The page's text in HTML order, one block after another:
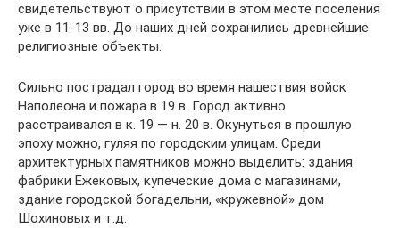
свидетельствуют о присутствии в этом месте поселения
уже в 11-13 вв. До наших дней сохранились древнейшие
религиозные объекты.
Сильно пострадал город во время нашествия войск
Наполеона и пожара в 19 в. Город активно
расстраивался в к. 19 — н. 20 в. Окунуться в прошлую
эпоху можно, гуляя по городским улицам. Среди
архитектурных памятников можно выделить: здания
фабрики Ежековых, купеческие дома с магазинами,
здание городской богадельни, «кружевной» дом
Шохиновых и т.д.